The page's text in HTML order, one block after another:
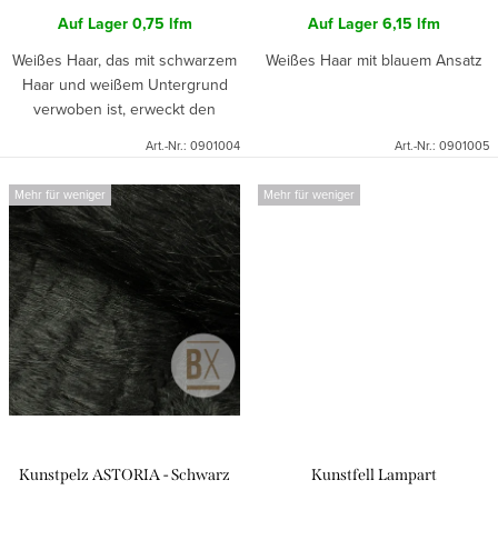
e
Auf Lager 0,75 lfm
Weißes Haar, das mit schwarzem
Haar und weißem Untergrund
verwoben ist, erweckt den
Art.-Nr.: 0901004
Auf Lager 6,15 lfm
Weißes Haar mit blauem Ansatz
Art.-Nr.: 0901005
Mehr für weniger
Kunstpelz ASTORIA - Schwarz
Mehr für weniger
Kunstfell Lampart